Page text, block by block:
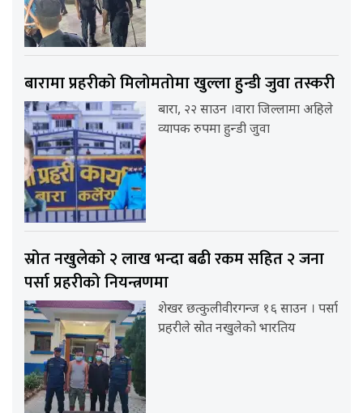
बारामा प्रहरीको मिलोमतोमा खुल्ला हुन्डी जुवा तस्करी
बारा, २२ साउन ।वारा जिल्लामा अहिले
व्यापक रुपमा हुन्डी जुवा
स्रोत नखुलेको २ लाख भन्दा बढी रकम सहित २ जना
पर्सा प्रहरीको नियन्त्रणमा
शेखर छत्कुलीवीरगन्ज १६ साउन । पर्सा
प्रहरीले स्रोत नखुलेको भारतिय